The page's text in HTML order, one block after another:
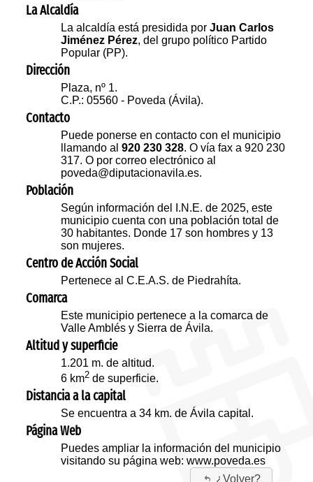
La Alcaldía
La alcaldía está presidida porJuan Carlos
Jiménez Pérez, del grupo político Partido
Popular (PP).
Dirección
Plaza, nº 1.
C.P.: 05560 - Poveda (Ávila).
Contacto
Puede ponerse en contacto con el municipio
llamando al920 230 328. O vía fax a 920 230
317. O por correo electrónico al
poveda@diputacionavila.es.
Población
Según información del I.N.E. de 2025, este
municipio cuenta con una población total de
30 habitantes. Donde 17 son hombres y 13
son mujeres.
Centro de Acción Social
Pertenece al C.E.A.S. de Piedrahíta.
Comarca
Este municipio pertenece a la comarca de
Valle Amblés y Sierra de Ávila.
Altitud y superficie
1.201 m. de altitud.
6 km2 de superficie.
Distancia a la capital
Se encuentra a 34 km. de Ávila capital.
Página Web
Puedes ampliar la información del municipio
visitando su página web:www.poveda.es
¿Volver?